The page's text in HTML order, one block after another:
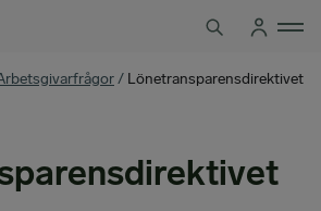
/ Lönetransparensdirektivet